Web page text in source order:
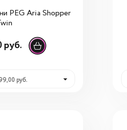
PEG Aria Shopper
руб.
руб.